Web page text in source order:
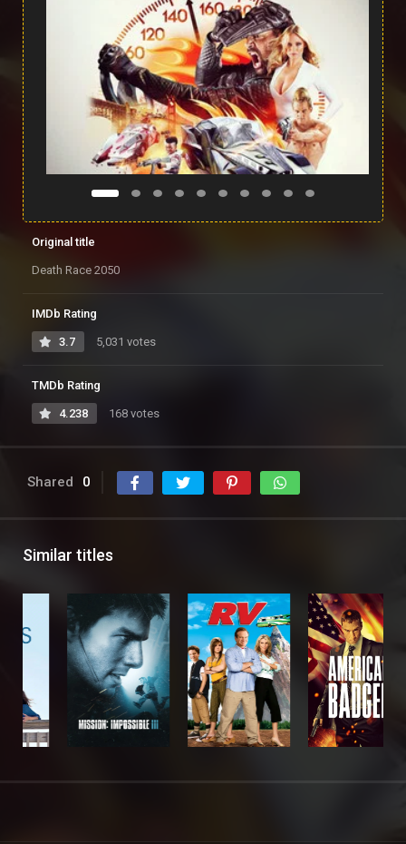
Original title
Death Race 2050
IMDb Rating
3.7 5,031 votes
TMDb Rating
4.238 168 votes
Shared 0
Similar titles